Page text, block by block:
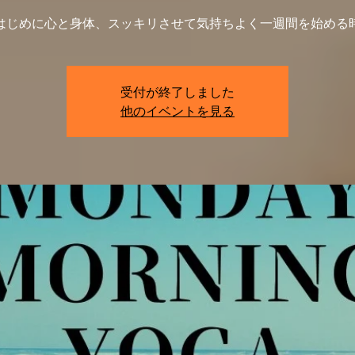
じめに心と身体、スッキリさせて気持ちよく一週間を始める
受付が終了しました
他のイベントを見る